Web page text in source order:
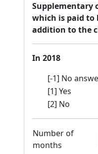
Supplementary
which is paid to
addition to the
In 2018
[-1] No
[1] Yes
[2] No
Number of
months